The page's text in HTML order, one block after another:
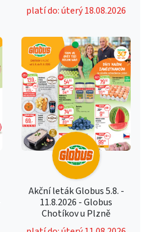
platí do: úterý 18.08.2026
Akční leták Globus 5.8. -
11.8.2026 - Globus
Chotíkov u Plzně